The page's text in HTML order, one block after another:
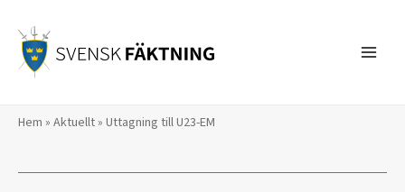
innehåll
Hem » Aktuellt» Uttagning till U23-EM